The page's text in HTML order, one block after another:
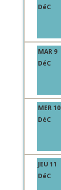
DéC
MAR 9
DéC
MER 10
DéC
JEU 11
DéC